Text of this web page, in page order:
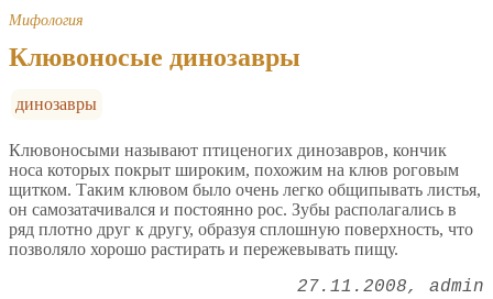
Мифология
Клювоносые динозавры
динозавры
Клювоносыми называют птиценогих динозавров, кончик
носа которых покрыт широким, похожим на клюв роговым
щитком. Таким клювом было очень легко общипывать листья,
он самозатачивался и постоянно рос. Зубы располагались в
ряд плотно друг к другу, образуя сплошную поверхность, что
позволяло хорошо растирать и пережевывать пищу.
27.11.2008 admin